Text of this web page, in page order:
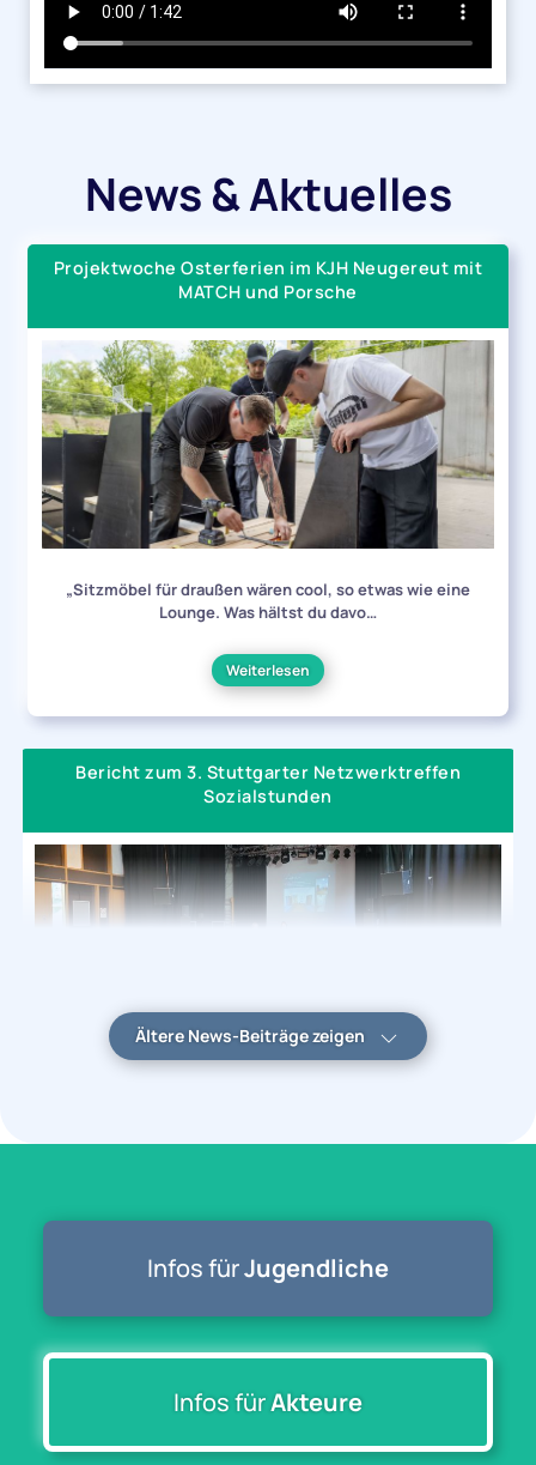
News & Aktuelles
Projektwoche Osterferien im KJH Neugereut mit
MATCH und Porsche
„Sitzmöbel für draußen wären cool, so etwas wie eine
Lounge. Was hältst du davo…
Weiterlesen
Bericht zum 3. Stuttgarter Netzwerktreffen
Sozialstunden
Weiterlesen
Demokratiebildung
Ältere News-Beiträge zeigen
Infos fürJugendliche
Infos fürAkteure